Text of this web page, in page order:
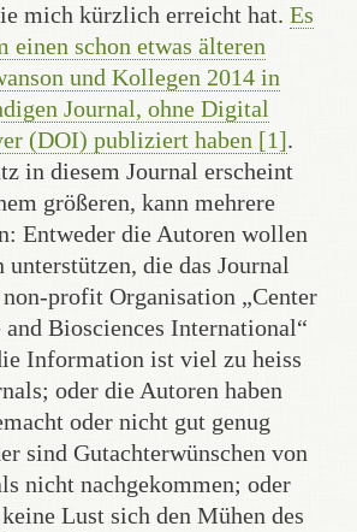
mich kürzlich erreicht hat. Es
einen schon etwas älteren
und Kollegen 2014 in
Journal, ohne Digital
(DOI) publiziert haben [1].
in diesem Journal erscheint
größeren, kann mehrere
Entweder die Autoren wollen
die das Journal
profit Organisation „Center
Biosciences International“
Information ist viel zu heiss
oder die Autoren haben
oder nicht gut genug
sind Gutachterwünschen von
nicht nachgekommen; oder
Lust sich den Mühen des